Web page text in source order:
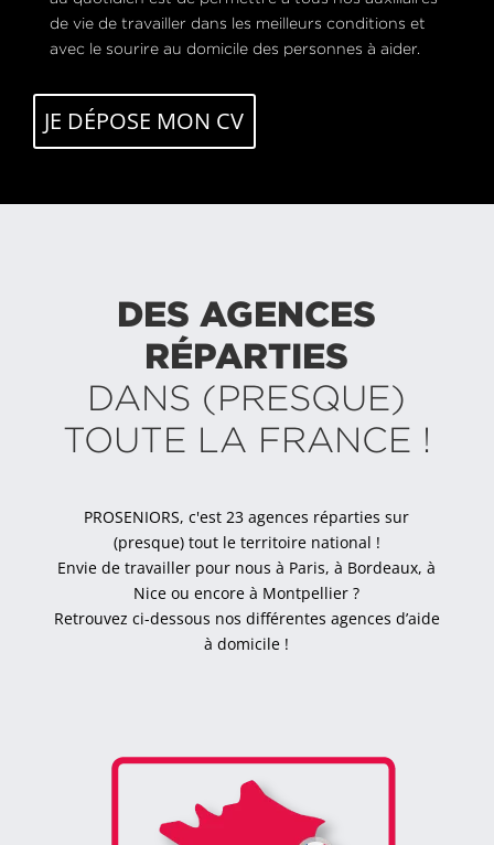
de vie de travailler dans les meilleurs conditions et
avec le sourire au domicile des personnes à aider.
JE DÉPOSE MON CV
DES AGENCES
RÉPARTIES
DANS (PRESQUE)
TOUTE LA FRANCE !
PROSENIORS, c'est 23 agences réparties sur
(presque) tout le territoire national !
Envie de travailler pour nous à Paris, à Bordeaux, à
Nice ou encore à Montpellier ?
Retrouvez ci-dessous nos différentes agences d’aide
à domicile !